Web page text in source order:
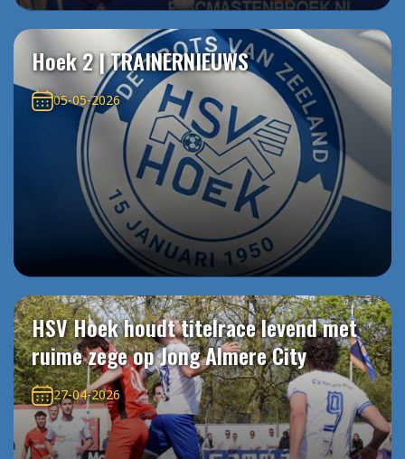
Hoek 2 | TRAINERNIEUWS
05-05-2026
HSV Hoek houdt titelrace levend met
ruime zege op Jong Almere City
27-04-2026